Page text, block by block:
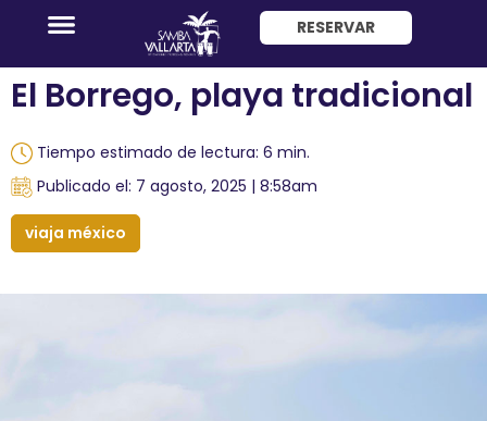
Promociones
Habitaciones
ENG
RESERVAR
El Borrego, playa tradicional
Tiempo estimado de lectura: 6 min.
Publicado el: 7 agosto, 2025 | 8:58am
viaja méxico